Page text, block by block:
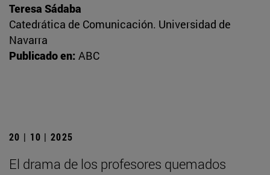
Teresa Sádaba
Catedrática de Comunicación. Universidad de
Navarra
Publicado en: ABC
20 | 10 | 2025
El drama de los profesores quemados